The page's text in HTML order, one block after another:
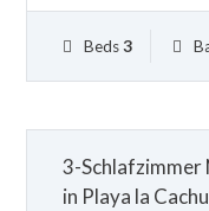
Beds 3
3-Schlafzimmer
in Playa la